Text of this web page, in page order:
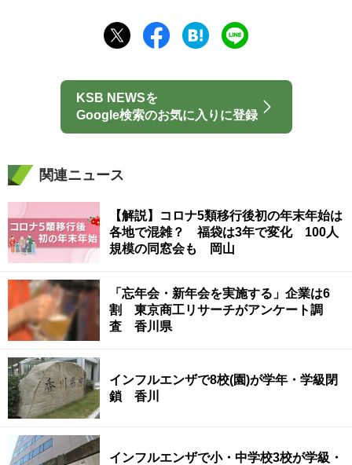
KSB NEWSを
Google検索のお気に入りに登録
関連ニュース
【解説】コロナ5類移行後初の年末年始は
各地で混雑？ 福袋は3年で変化 100人
規模の同窓会も 岡山
「忘年会・新年会を実施する」企業は6
割 東京商工リサーチがアンケート調
査 香川県
インフルエンザで8校(園)が学年・学級閉
鎖 香川
インフルエンザで小・中学校3校が学級・